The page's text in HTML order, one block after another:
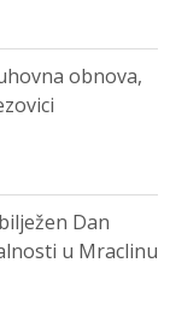
obnova,
Dan
u Mraclinu